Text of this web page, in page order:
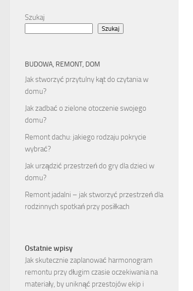
Szukaj
Szukaj
BUDOWA, REMONT, DOM
Jak stworzyć przytulny kąt do czytania w
domu?
Jak zadbać o zielone otoczenie swojego
domu?
Remont dachu: jakiego rodzaju pokrycie
wybrać?
Jak urządzić przestrzeń do gry dla dzieci w
domu?
Remont jadalni – jak stworzyć przestrzeń dla
rodzinnych spotkań przy posiłkach
Ostatnie wpisy
Jak skutecznie zaplanować harmonogram
remontu przy długim czasie oczekiwania na
materiały, by uniknąć przestojów ekip i